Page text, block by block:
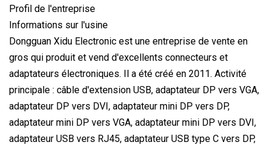
Profil de l'entreprise
Informations sur l'usine
Dongguan Xidu Electronic est une entreprise de vente en
gros qui produit et vend d'excellents connecteurs et
adaptateurs électroniques. Il a été créé en 2011. Activité
principale : câble d'extension USB, adaptateur DP vers VGA,
adaptateur DP vers DVI, adaptateur mini DP vers DP,
adaptateur mini DP vers VGA, adaptateur mini DP vers DVI,
adaptateur USB vers RJ45, adaptateur USB type C vers DP,